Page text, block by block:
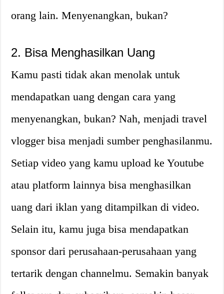
orang lain. Menyenangkan, bukan?
2. Bisa Menghasilkan Uang
Kamu pasti tidak akan menolak untuk
mendapatkan uang dengan cara yang
menyenangkan, bukan? Nah, menjadi travel
vlogger bisa menjadi sumber penghasilanmu.
Setiap video yang kamu upload ke Youtube
atau platform lainnya bisa menghasilkan
uang dari iklan yang ditampilkan di video.
Selain itu, kamu juga bisa mendapatkan
sponsor dari perusahaan-perusahaan yang
tertarik dengan channelmu. Semakin banyak